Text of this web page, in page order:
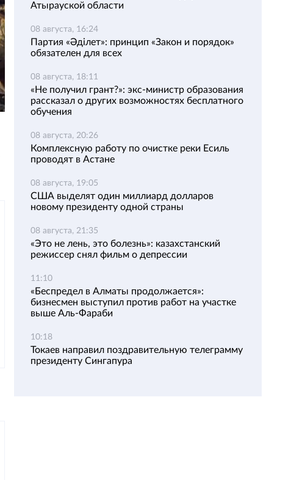
Атырауской области
08 августа, 16:24
Партия «Әділет»: принцип «Закон и порядок»
обязателен для всех
08 августа, 18:11
«Не получил грант?»: экс-министр образования
рассказал о других возможностях бесплатного
обучения
08 августа, 20:26
Комплексную работу по очистке реки Есиль
проводят в Астане
08 августа, 19:05
США выделят один миллиард долларов
новому президенту одной страны
08 августа, 21:35
«Это не лень, это болезнь»: казахстанский
режиссер снял фильм о депрессии
11:10
«Беспредел в Алматы продолжается»:
бизнесмен выступил против работ на участке
выше Аль-Фараби
10:18
Токаев направил поздравительную телеграмму
президенту Сингапура